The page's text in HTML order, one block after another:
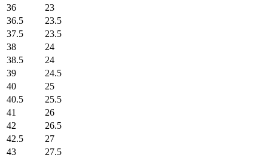
36
23
36.5
23.5
37.5
23.5
38
24
38.5
24
39
24.5
40
25
40.5
25.5
41
26
42
26.5
42.5
27
43
27.5